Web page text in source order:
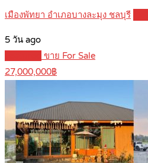
เมืองพัทยา อำเภอบางละมุง ชลบุรี
5 วัน ago
ขาย For Sale
27,000,000฿